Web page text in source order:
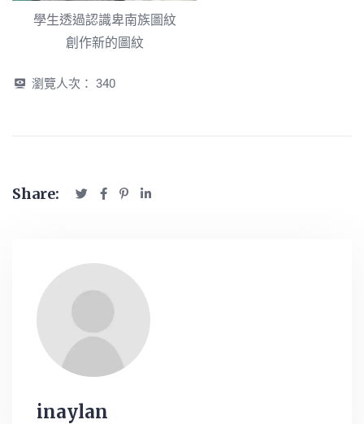
學生透過認識卑南族圖紋
創作新的圖紋
瀏覽人次： 340
Share:
inaylan